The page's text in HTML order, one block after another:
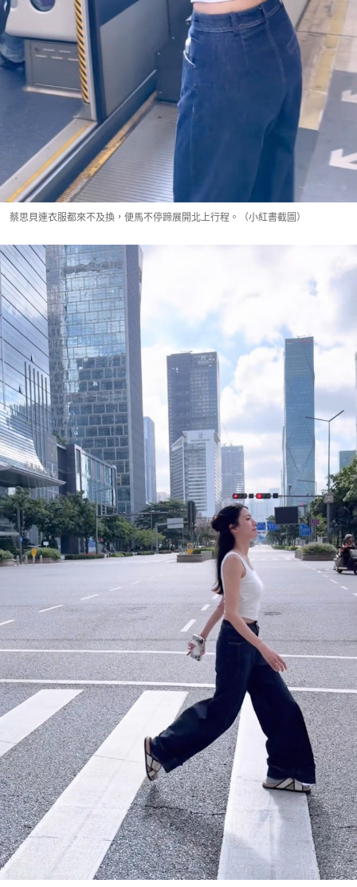
蔡思貝連衣服都來不及換，便馬不停蹄展開北上行程。（小紅書截圖）